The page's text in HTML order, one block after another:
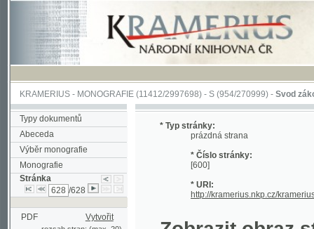
KRAMERIUS-MONOGRAFIE(11412/2997698) -S (954/270999)-Svod zákonův
Typy dokumentů
Abeceda
Výběr monografie
Monografie
Stránka
/628
PDF Vytvořit
rozsah stran: (max. 20)
* Typ stránky:
prázdná strana
* Číslo stránky:
* URI: